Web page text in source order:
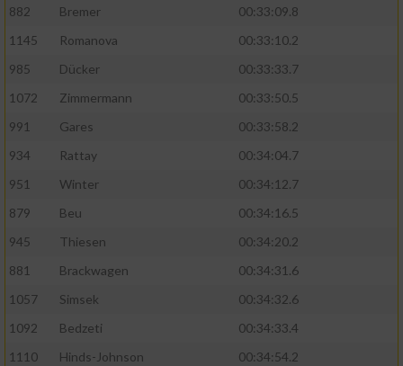
882
Bremer
00:33:09.8
1145
Romanova
00:33:10.2
985
Dücker
00:33:33.7
1072
Zimmermann
00:33:50.5
991
Gares
00:33:58.2
934
Rattay
00:34:04.7
951
Winter
00:34:12.7
879
Beu
00:34:16.5
945
Thiesen
00:34:20.2
881
Brackwagen
00:34:31.6
1057
Simsek
00:34:32.6
1092
Bedzeti
00:34:33.4
1110
Hinds-Johnson
00:34:54.2